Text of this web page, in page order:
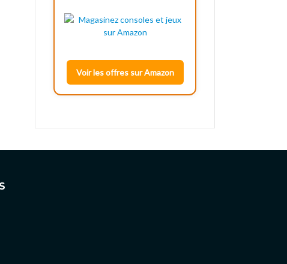
Voir les offres sur Amazon